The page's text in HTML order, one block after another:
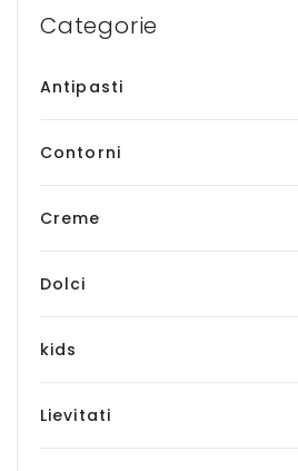
Categorie
Antipasti
Contorni
Creme
Dolci
kids
Lievitati